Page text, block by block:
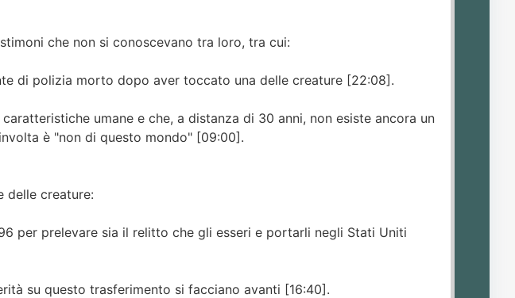
che non si conoscevano tra loro, tra cui:
di polizia morto dopo aver toccato una delle creature [22:08].
umane e che, a distanza di 30 anni, non esiste ancora un
è "non di questo mondo" [09:00].
delle creature:
per prelevare sia il relitto che gli esseri e portarli negli Stati Uniti
su questo trasferimento si facciano avanti [16:40].